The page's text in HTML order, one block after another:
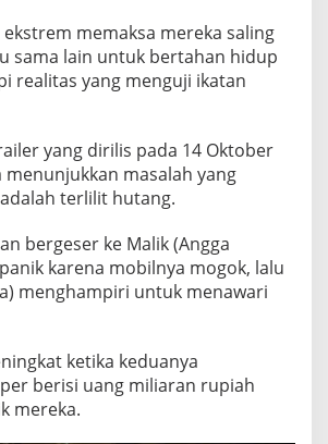
memaksa mereka saling
sama lain untuk bertahan hidup
realitas yang menguji ikatan
yang dirilis pada 14 Oktober
masalah yang
terlilit hutang.
bergeser ke Malik (Angga
karena mobilnya mogok, lalu
menghampiri untuk menawari
ketika keduanya
berisi uang miliaran rupiah
mereka.